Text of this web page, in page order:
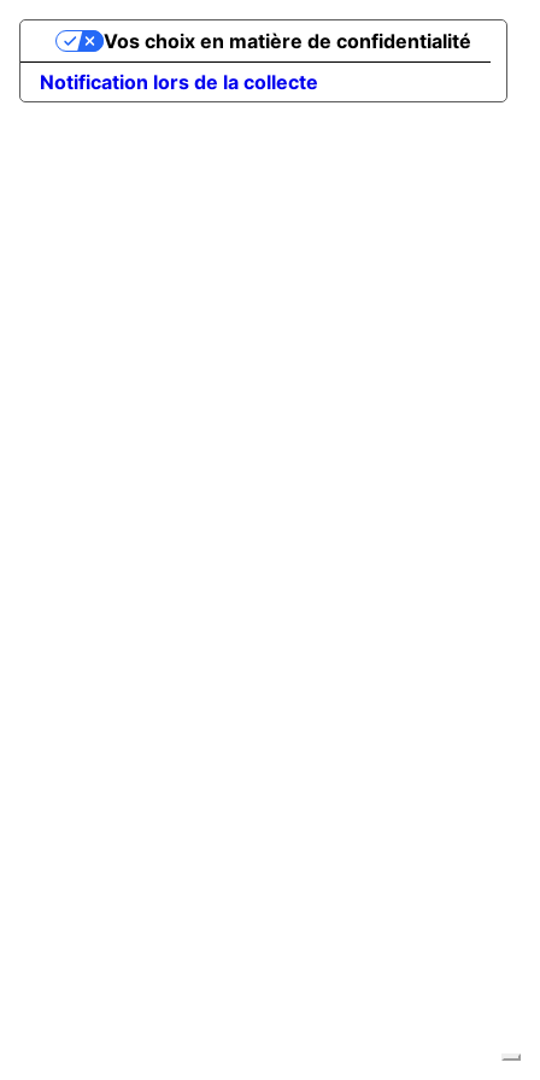
Notification lors de la collecte
Vos choix en matière de confidentialité